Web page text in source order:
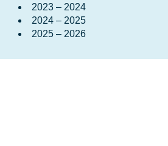
2023 – 2024
2024 – 2025
2025 – 2026